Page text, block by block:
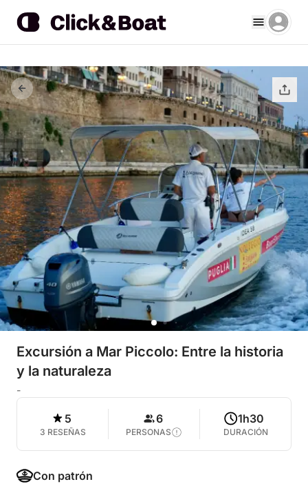
Excursión a Mar Piccolo: Entre la historia
y la naturaleza
-
5
3 RESEÑAS
6
PERSONAS
1h30
DURACIÓN
Con patrón